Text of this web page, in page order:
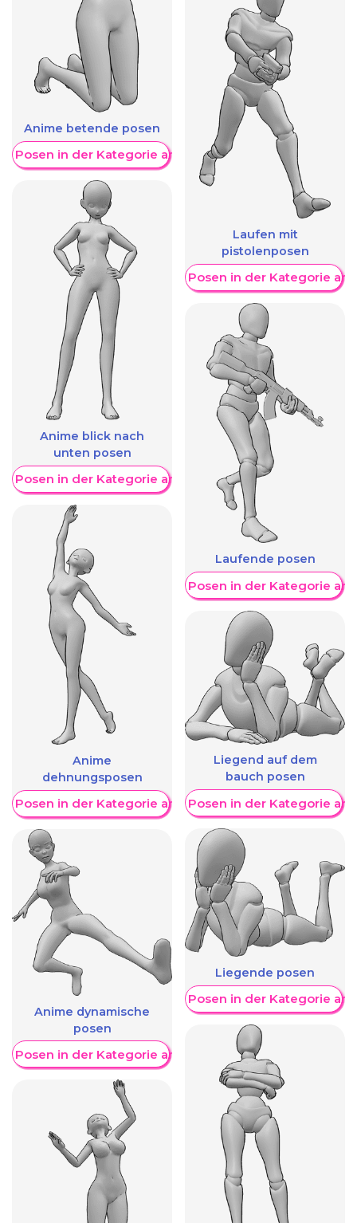
Anime betende posen
Posen in der Kategorie anzeigen
Anime blick nach
unten posen
Posen in der Kategorie anzeigen
Anime
dehnungsposen
Posen in der Kategorie anzeigen
Anime dynamische
posen
Posen in der Kategorie anzeigen
Laufen mit
pistolenposen
Weitere Posen in der Kategorie
Laufende posen
Weitere Posen in der Kategorie
Liegend auf dem
bauch posen
Weitere Posen in der Kategorie
Liegende posen
Weitere Posen in der Kategorie